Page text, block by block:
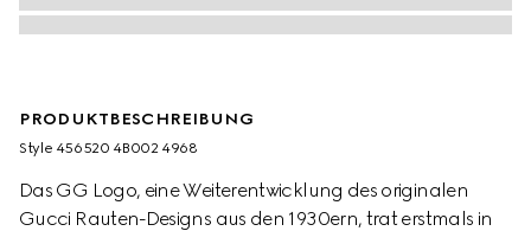
PRODUKTBESCHREIBUNG
Style ‎456520 4B002 4968
Das GG Logo, eine Weiterentwicklung des originalen
Gucci Rauten-Designs aus den 1930ern, trat erstmals in